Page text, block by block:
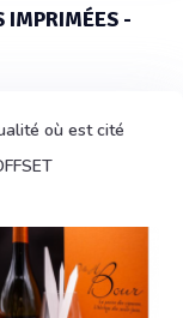
-
où est cité